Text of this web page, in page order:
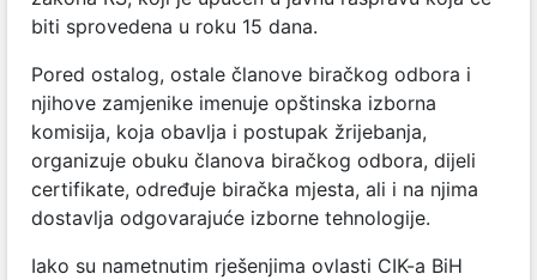
biti sprovedena u roku 15 dana.
Pored ostalog, ostale članove biračkog odbora i
njihove zamjenike imenuje opštinska izborna
komisija, koja obavlja i postupak žrijebanja,
organizuje obuku članova biračkog odbora, dijeli
certifikate, određuje biračka mjesta, ali i na njima
dostavlja odgovarajuće izborne tehnologije.
Iako su nametnutim rješenjima ovlasti CIK-a BiH